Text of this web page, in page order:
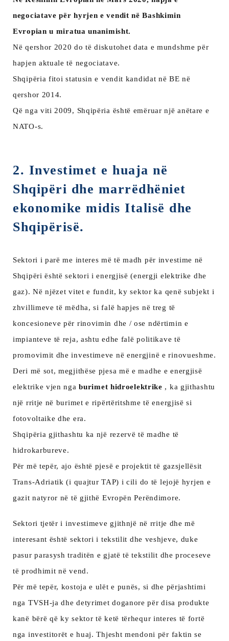
negociatave për hyrjen e vendit në Bashkimin
Evropianu miratua unanimisht.
Në qershor 2020 do të diskutohet data e mundshme për
hapjen aktuale të negociatave.
Shqipëria fitoi statusin e vendit kandidat në BE në
qershor 2014.
Që nga viti 2009, Shqipëria është emëruar një anëtare e
NATO-s.
2. Investimet e huaja në
Shqipëri dhe marrëdhëniet
ekonomike midis Italisë dhe
Shqipërisë.
Sektori i parë me interes më të madh për investime në
Shqipëri është sektori i energjisë (energji elektrike dhe
gaz). Në njëzet vitet e fundit, ky sektor ka qenë subjekt i
zhvillimeve të mëdha, si falë hapjes në treg të
koncesioneve për rinovimin dhe / ose ndërtimin e
impianteve të reja, ashtu edhe falë politikave të
promovimit dhe investimeve në energjinë e rinovueshme.
Deri më sot, megjithëse pjesa më e madhe e energjisë
elektrike vjen ngaburimet hidroelektrike , ka gjithashtu
një rritje në burimet e ripërtëritshme të energjisë si
fotovoltaike dhe era.
Shqipëria gjithashtu ka një rezervë të madhe të
hidrokarbureve.
Për më tepër, ajo është pjesë e projektit të gazsjellësit
Trans-Adriatik (i quajtur TAP) i cili do të lejojë hyrjen e
gazit natyror në të gjithë Evropën Perëndimore.
Sektori tjetër i investimeve gjithnjë në rritje dhe më
interesant është sektori i tekstilit dhe veshjeve, duke
pasur parasysh traditën e gjatë të tekstilit dhe proceseve
të prodhimit në vend.
Për më tepër, kostoja e ulët e punës, si dhe përjashtimi
nga TVSH-ja dhe detyrimet doganore për disa produkte
kanë bërë që ky sektor të ketë tërhequr interes të fortë
nga investitorët e huaj. Thjesht mendoni për faktin se